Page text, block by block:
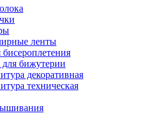
ленты
бижутерии
декоративная
техническая